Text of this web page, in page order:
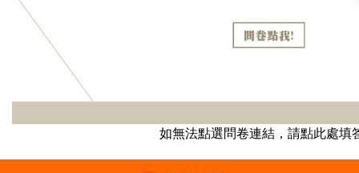
如無法點選問卷連結，請點此處填